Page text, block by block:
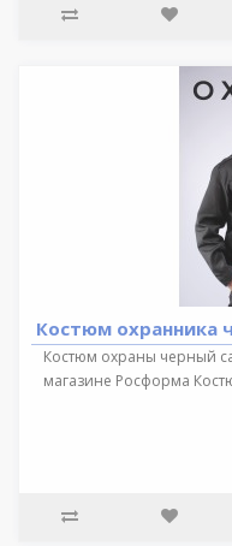
Костюм охранника
Костюм охраны черный
магазине Росформа